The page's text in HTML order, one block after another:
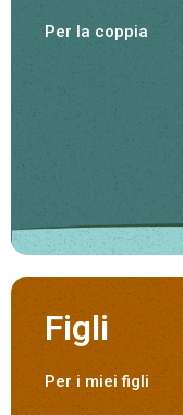
Per la coppia
Figli
Per i miei figli